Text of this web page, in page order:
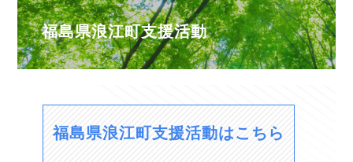
福島県浪江町支援活動
福島県浪江町支援活動はこちら